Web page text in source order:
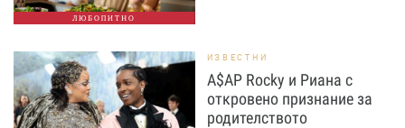
ЛЮБОПИТНО
ИЗВЕСТНИ
A$AP Rocky и Риана с
откровено признание за
родителството